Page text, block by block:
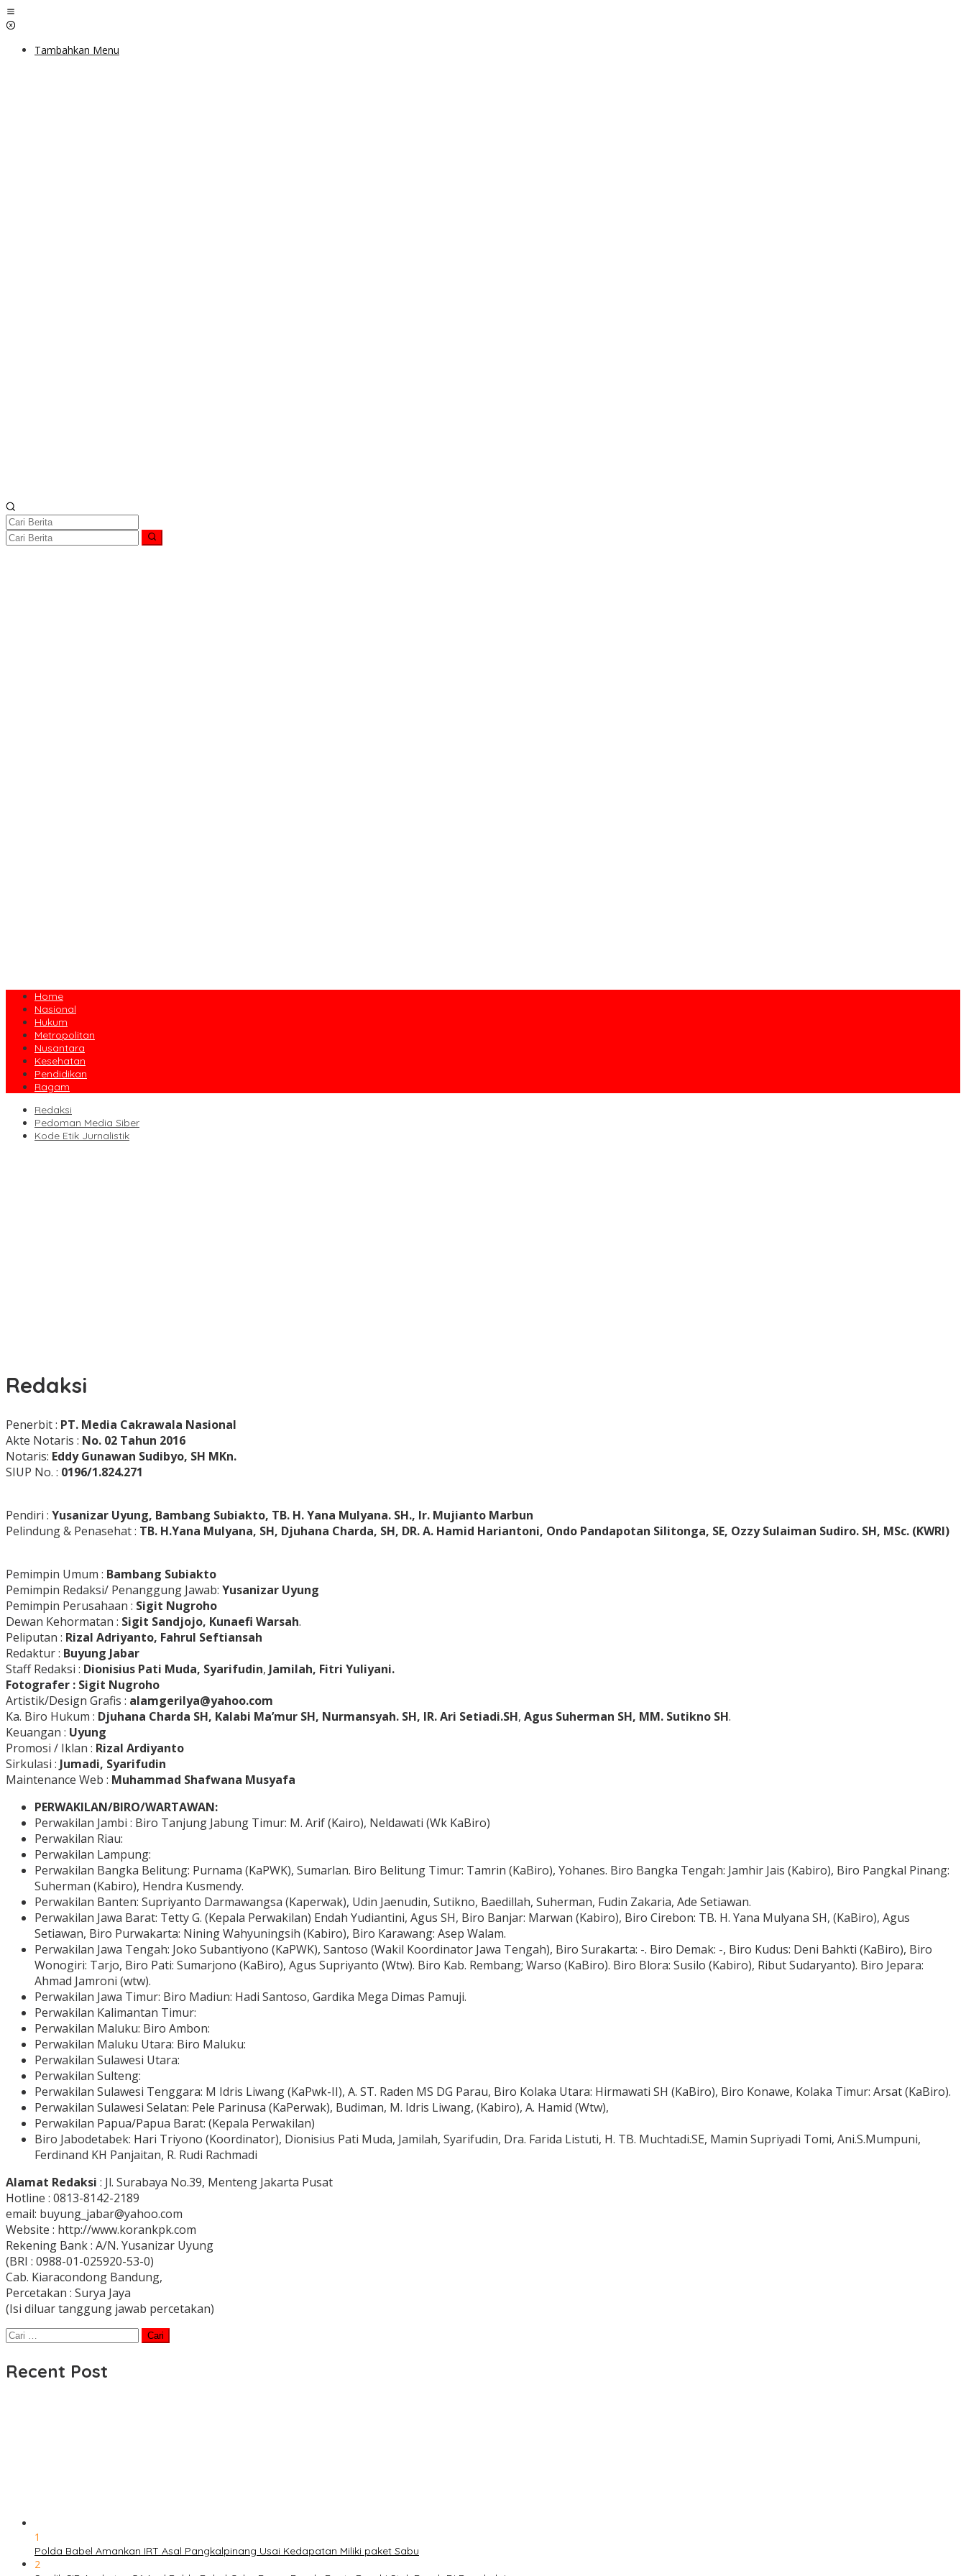
Lewati
ke
Tambahkan Menu
Home
Nasional
Hukum
Metropolitan
Nusantara
Kesehatan
Pendidikan
Ragam
Redaksi
Pedoman Media Siber
Kode Etik Jurnalistik
Redaksi
|September
11,
2020 April
21,
2026
KPK
Penerbit : PT. Media Cakrawala Nasional
Akte Notaris : No. 02 Tahun 2016
Notaris: Eddy Gunawan Sudibyo, SH MKn.
SIUP No. : 0196/1.824.271
Pendiri : Yusanizar Uyung, Bambang Subiakto, TB. H. Yana Mulyana. SH., Ir. Mujianto Marbun
Pelindung & Penasehat : TB. H.Yana Mulyana, SH, Djuhana Charda, SH, DR. A. Hamid Hariantoni, Ondo Pandapotan Silitonga, SE, Ozzy Sulaiman Sudiro. SH, MSc. (KWRI)
Pemimpin Umum : Bambang Subiakto
Pemimpin Redaksi/ Penanggung Jawab: Yusanizar Uyung
Pemimpin Perusahaan : Sigit Nugroho
Dewan Kehormatan : Sigit Sandjojo, Kunaefi Warsah.
Peliputan : Rizal Adriyanto, Fahrul Seftiansah
Redaktur : Buyung Jabar
Staff Redaksi : Dionisius Pati Muda, Syarifudin, Jamilah, Fitri Yuliyani.
Fotografer : Sigit Nugroho
Artistik/Design Grafis : alamgerilya@yahoo.com
Ka. Biro Hukum : Djuhana Charda SH, Kalabi Ma’mur SH, Nurmansyah. SH, IR. Ari Setiadi.SH, Agus Suherman SH, MM. Sutikno SH.
Keuangan : Uyung
Promosi / Iklan : Rizal Ardiyanto
Sirkulasi : Jumadi, Syarifudin
Maintenance Web : Muhammad Shafwana Musyafa
PERWAKILAN/BIRO/WARTAWAN:
Perwakilan Jambi : Biro Tanjung Jabung Timur: M. Arif (Kairo), Neldawati (Wk KaBiro)
Perwakilan Riau:
Perwakilan Lampung:
Perwakilan Bangka Belitung: Purnama (KaPWK), Sumarlan. Biro Belitung Timur: Tamrin (KaBiro), Yohanes. Biro Bangka Tengah: Jamhir Jais (Kabiro), Biro Pangkal Pinang:
Suherman (Kabiro), Hendra Kusmendy.
Perwakilan Banten: Supriyanto Darmawangsa (Kaperwak), Udin Jaenudin, Sutikno, Baedillah, Suherman, Fudin Zakaria, Ade Setiawan.
Perwakilan Jawa Barat: Tetty G. (Kepala Perwakilan) Endah Yudiantini, Agus SH, Biro Banjar: Marwan (Kabiro), Biro Cirebon: TB. H. Yana Mulyana SH, (KaBiro), Agus
Setiawan, Biro Purwakarta: Nining Wahyuningsih (Kabiro), Biro Karawang: Asep Walam.
Perwakilan Jawa Tengah: Joko Subantiyono (KaPWK), Santoso (Wakil Koordinator Jawa Tengah), Biro Surakarta: -. Biro Demak: -, Biro Kudus: Deni Bahkti (KaBiro), Biro
Wonogiri: Tarjo, Biro Pati: Sumarjono (KaBiro), Agus Supriyanto (Wtw). Biro Kab. Rembang; Warso (KaBiro). Biro Blora: Susilo (Kabiro), Ribut Sudaryanto). Biro Jepara:
Ahmad Jamroni (wtw).
Perwakilan Jawa Timur: Biro Madiun: Hadi Santoso, Gardika Mega Dimas Pamuji.
Perwakilan Kalimantan Timur:
Perwakilan Maluku: Biro Ambon:
Perwakilan Maluku Utara: Biro Maluku:
Perwakilan Sulawesi Utara:
Perwakilan Sulteng:
Perwakilan Sulawesi Tenggara: M Idris Liwang (KaPwk-II), A. ST. Raden MS DG Parau, Biro Kolaka Utara: Hirmawati SH (KaBiro), Biro Konawe, Kolaka Timur: Arsat (KaBiro).
Perwakilan Sulawesi Selatan: Pele Parinusa (KaPerwak), Budiman, M. Idris Liwang, (Kabiro), A. Hamid (Wtw),
Perwakilan Papua/Papua Barat: (Kepala Perwakilan)
Biro Jabodetabek: Hari Triyono (Koordinator), Dionisius Pati Muda, Jamilah, Syarifudin, Dra. Farida Listuti, H. TB. Muchtadi.SE, Mamin Supriyadi Tomi, Ani.S.Mumpuni,
Ferdinand KH Panjaitan, R. Rudi Rachmadi
Alamat Redaksi : Jl. Surabaya No.39, Menteng Jakarta Pusat
Hotline : 0813-8142-2189
email: buyung_jabar@yahoo.com
Website : http://www.korankpk.com
Rekening Bank : A/N. Yusanizar Uyung
(BRI : 0988-01-025920-53-0)
Cab. Kiaracondong Bandung,
Percetakan : Surya Jaya
(Isi diluar tanggung jawab percetakan)
Cari
untuk:
Recent Post
1
Polda Babel Amankan IRT Asal Pangkalpinang Usai Kedapatan Miliki paket Sabu
2